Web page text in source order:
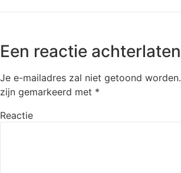
Een reactie achterlaten
Je e-mailadres zal niet getoond worden.
zijn gemarkeerd met *
Reactie